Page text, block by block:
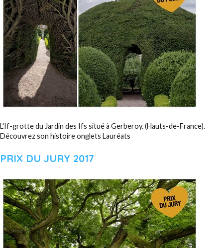
L'If-grotte du Jardin des Ifs situé à Gerberoy. (Hauts-de-France).
Découvrez son histoire onglets Lauréats
PRIX DU JURY 2017